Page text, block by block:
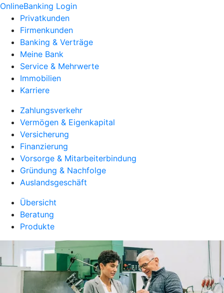
OnlineBanking Login
Privatkunden
Firmenkunden
Banking & Verträge
Meine Bank
Service & Mehrwerte
Immobilien
Karriere
Zahlungsverkehr
Vermögen & Eigenkapital
Versicherung
Finanzierung
Vorsorge & Mitarbeiterbindung
Gründung & Nachfolge
Auslandsgeschäft
Übersicht
Beratung
Produkte